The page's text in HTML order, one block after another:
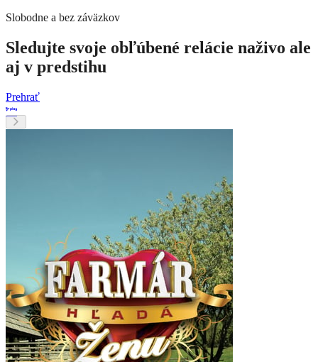
Slobodne a bez záväzkov
Sledujte svoje obľúbené relácie naživo ale
aj v predstihu
Prehrať